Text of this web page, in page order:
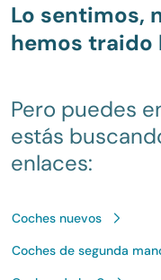
Lo sentimos,
hemos traido
Pero puedes
estás
enlaces:
Coches nuevos
Coches de segunda